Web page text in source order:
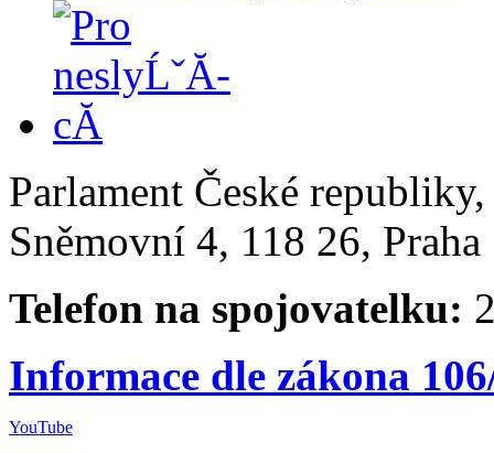
Parlament České
Sněmovní 4, 118 26,
Telefon na spojovatelku:
Informace dle zákona
YouTube